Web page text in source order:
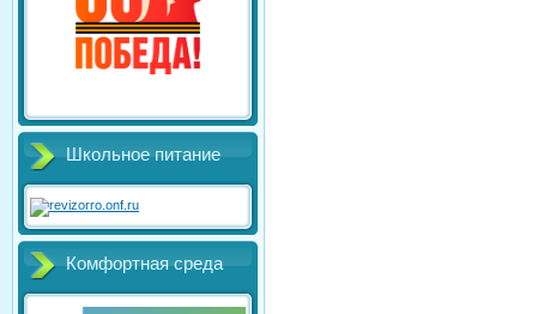
Школьное питание
Комфортная среда